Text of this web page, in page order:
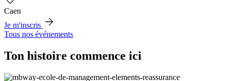
Caen
Je m'inscris
Tous nos événements
Ton histoire commence ici